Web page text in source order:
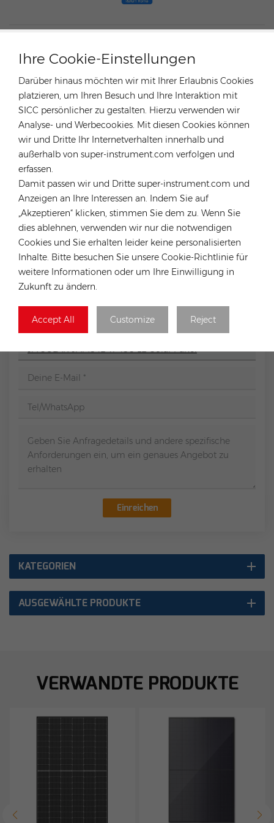
Ihre Cookie-Einstellungen
Darüber hinaus möchten wir mit Ihrer Erlaubnis Cookies
platzieren, um Ihren Besuch und Ihre Interaktion mit
SICC persönlicher zu gestalten. Hierzu verwenden wir
Analyse- und Werbecookies. Mit diesen Cookies können
wir und Dritte Ihr Internetverhalten innerhalb und
außerhalb von super-instrument.com verfolgen und
erfassen.
Damit passen wir und Dritte super-instrument.com und
Anzeigen an Ihre Interessen an. Indem Sie auf
„Akzeptieren“ klicken, stimmen Sie dem zu. Wenn Sie
dies ablehnen, verwenden wir nur die notwendigen
Cookies und Sie erhalten leider keine personalisierten
Inhalte. Bitte besuchen Sie unsere Cookie-Richtlinie für
weitere Informationen oder um Ihre Einwilligung in
Zukunft zu ändern.
Accept All Customize Reject
430 W 435 W 440 W 445 W 450 W 455 W Solarpanel
Bifaziales Solarmodul Vom Typ N Von JA SOLAR
Hocheffizientes Tier-1-Solarmodul Von JA SOLAR
JA SOLAR JAM54D40-445/LB
JA SOLAR Deep Blue 4.0
Vorherige
JA SOLAR JAM54D40-455 LB Solar Panel
Nächste
JA SOLAR JAM54D41-440 LB Solar Panel
EINE NACHRICHT HINTERLASSEN
Wenn Sie Kaufwünsche oder technische Probleme
haben, können Sie das folgende Formular ausfüllen und
Verbindung setzen.
Thema :
JA SOLAR JAM54D41-450 LB Solar Panel
Einreichen
KATEGORIEN
AUSGEWÄHLTE PRODUKTE
VERWANDTE PRODUKTE